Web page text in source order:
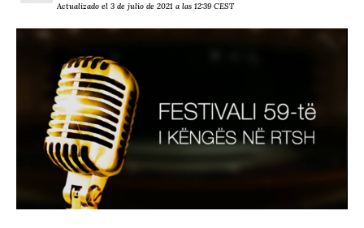
Actualizado el 3 de julio de 2021 a las 12:39 CEST